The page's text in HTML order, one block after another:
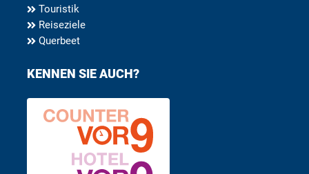
Touristik
Reiseziele
Querbeet
KENNEN SIE AUCH?